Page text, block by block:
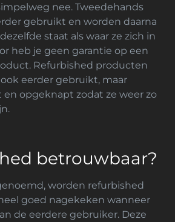
nee. Tweedehands
gebruikt en worden daarna
staat als waar ze zich in
heb je geen garantie op een
Refurbished producten
eerder gebruikt, maar
opgeknapt zodat ze weer zo
betrouwbaar?
worden refurbished
goed nagekeken wanneer
de eerdere gebruiker. Deze